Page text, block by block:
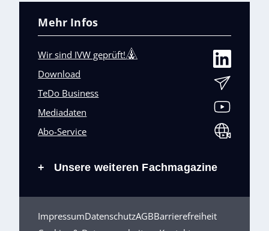
Mehr Infos
Wir sind IVW geprüft!
Download
TeDo Business
Mediadaten
Abo-Service
+ Unsere weiteren Fachmagazine
ImpressumDatenschutzAGBBarrierefreiheit